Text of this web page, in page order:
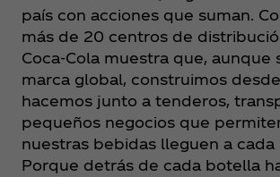
país con acciones que suman.
más de 20 centros de
Coca‑Cola muestra que, aunque
marca global, construimos
hacemos junto a tenderos,
pequeños negocios que
nuestras bebidas lleguen a cada
Porque detrás de cada botella